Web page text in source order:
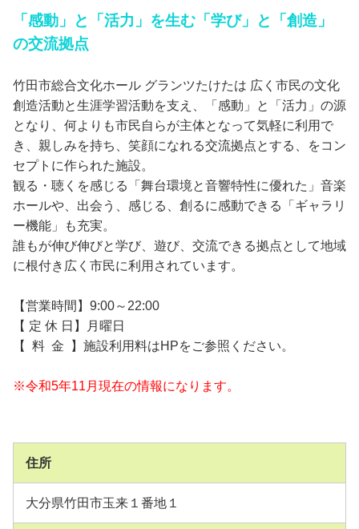
「感動」と「活力」を生む「学び」と「創造」
の交流拠点
竹田市総合文化ホール グランツたけたは 広く市民の文化
創造活動と生涯学習活動を支え、「感動」と「活力」の源
となり、何よりも市民自らが主体となって気軽に利用で
き、親しみを持ち、笑顔になれる交流拠点とする、をコン
セプトに作られた施設。
観る・聴くを感じる「舞台環境と音響特性に優れた」音楽
ホールや、出会う、感じる、創るに感動できる「ギャラリ
ー機能」も充実。
誰もが伸び伸びと学び、遊び、交流できる拠点として地域
に根付き広く市民に利用されています。
【営業時間】9:00～22:00
【 定 休 日】月曜日
【 料 金 】施設利用料はHPをご参照ください。
※令和5年11月現在の情報になります。
住所
大分県竹田市玉来１番地１